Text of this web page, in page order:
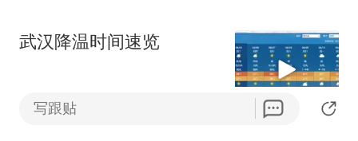
武汉降温时间速览
写跟贴